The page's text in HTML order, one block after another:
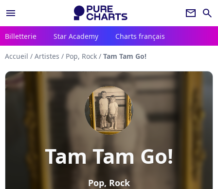
menu newsletter search
Billetterie Star Academy Charts français
Accueil / Artistes / Pop, Rock / Tam Tam Go!
Tam Tam Go!
Pop, Rock